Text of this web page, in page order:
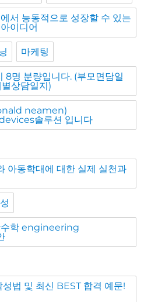
서 능동적으로 성장할 수 있는
이디어
마케팅
8명 분량입니다. (부모면담일
상담일지)
neamen)
솔루션 입니다
아동학대에 대한 실제 실천과
수학 engineering
법 및 최신 BEST 합격 예문!